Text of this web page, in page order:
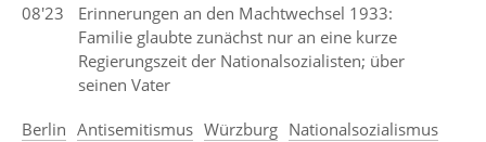
08'23
Erinnerungen an den Machtwechsel 1933:
Familie glaubte zunächst nur an eine kurze
Regierungszeit der Nationalsozialisten; über
seinen Vater
Berlin Antisemitismus Würzburg Nationalsozialismus